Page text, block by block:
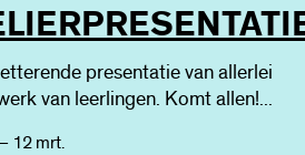
presentatie van allerlei
van leerlingen. Komt allen!...
12 mrt.